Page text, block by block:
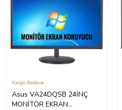
Asus VA24DQSB 24İNÇ
MONİTÖR EKRAN
Kargo Bedava